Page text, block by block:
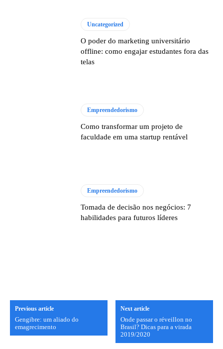
Uncategorized
O poder do marketing universitário
offline: como engajar estudantes fora das
telas
Empreendedorismo
Como transformar um projeto de
faculdade em uma startup rentável
Empreendedorismo
Tomada de decisão nos negócios: 7
habilidades para futuros líderes
Previous article
Gengibre: um aliado do
emagrecimento
Next article
Onde passar o réveillon no
Brasil? Dicas para a virada
2019/2020